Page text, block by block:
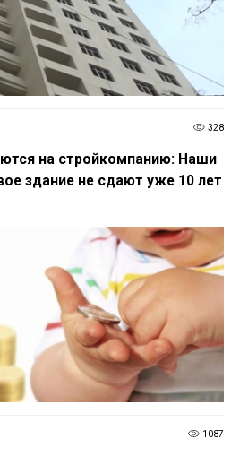
328
на стройкомпанию: Наши
здание не сдают уже 10 лет
1087